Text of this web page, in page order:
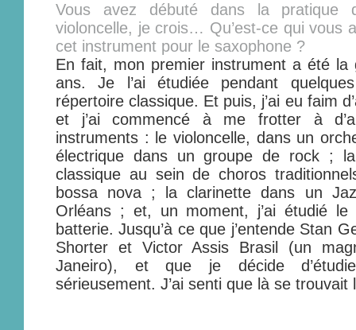
Vous avez débuté dans la pratique
violoncelle, je crois… Qu’est-ce qui vous
cet instrument pour le saxophone ?
En fait, mon premier instrument a été la
ans. Je l’ai étudiée pendant
répertoire classique. Et puis, j’ai eu faim
et j’ai commencé à me frotter à
instruments : le violoncelle, dans un
électrique dans un groupe de rock ;
classique au sein de choros
bossa nova ; la clarinette dans un
Orléans ; et, un moment, j’ai étudié
batterie. Jusqu’à ce que j’entende Stan
Shorter et Victor Assis Brasil (un
Janeiro), et que je décide
sérieusement. J’ai senti que là se